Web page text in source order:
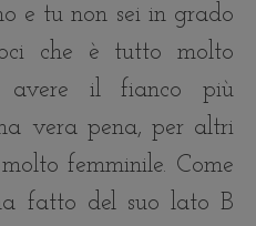
e tu non sei in grado
che è tutto molto
avere il fianco più
vera pena, per altri
femminile. Come
fatto del suo lato B